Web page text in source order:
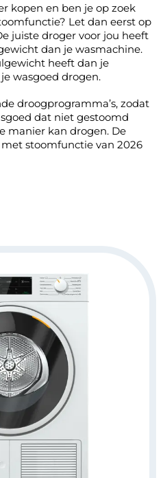
kopen en ben je op zoek
Let dan eerst op
juiste droger voor jou heeft
dan je wasmachine.
heeft dan je
wasgoed drogen.
droogprogramma’s, zodat
dat niet gestoomd
manier kan drogen. De
met stoomfunctie van 2026